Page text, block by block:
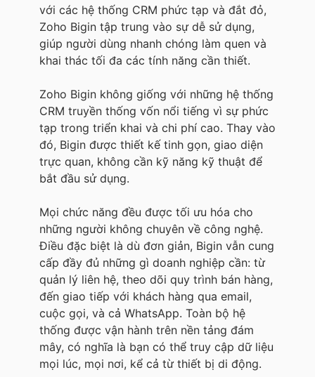
với các hệ thống CRM phức tạp và đắt đỏ,
Zoho Bigin tập trung vào sự dễ sử dụng,
giúp người dùng nhanh chóng làm quen và
khai thác tối đa các tính năng cần thiết.
Zoho Bigin không giống với những hệ thống
CRM truyền thống vốn nổi tiếng vì sự phức
tạp trong triển khai và chi phí cao. Thay vào
đó, Bigin được thiết kế tinh gọn, giao diện
trực quan, không cần kỹ năng kỹ thuật để
bắt đầu sử dụng.
Mọi chức năng đều được tối ưu hóa cho
những người không chuyên về công nghệ.
Điều đặc biệt là dù đơn giản, Bigin vẫn cung
cấp đầy đủ những gì doanh nghiệp cần: từ
quản lý liên hệ, theo dõi quy trình bán hàng,
đến giao tiếp với khách hàng qua email,
cuộc gọi, và cả WhatsApp. Toàn bộ hệ
thống được vận hành trên nền tảng đám
mây, có nghĩa là bạn có thể truy cập dữ liệu
mọi lúc, mọi nơi, kể cả từ thiết bị di động.